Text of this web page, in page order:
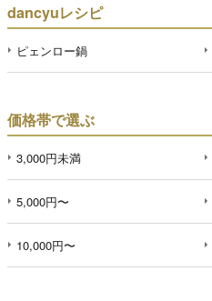
dancyuレシピ
ピェンロー鍋
価格帯で選ぶ
3,000円未満
5,000円〜
10,000円〜